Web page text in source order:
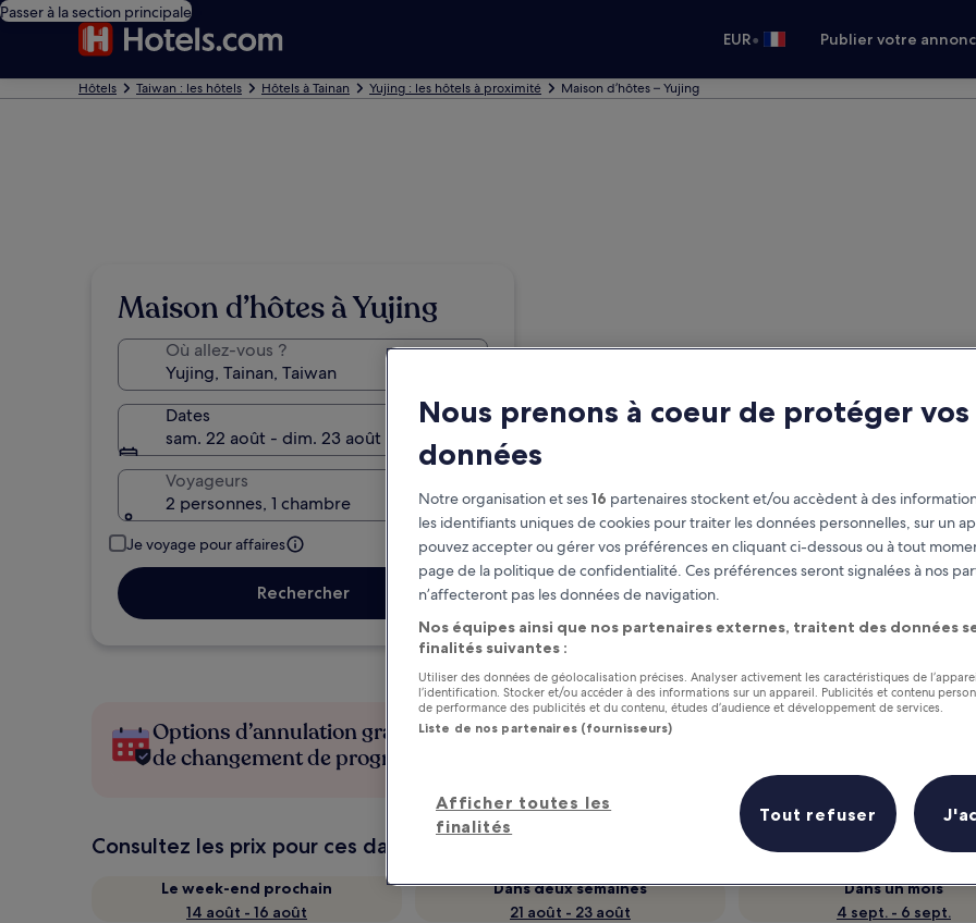
Passer à la section principale
EUR• Publier votre
Hôtels Taiwan : les hôtels Hôtels à Tainan Yujing : les hôtels à proximité Maison d’hôtes – Yujing
Maison d’hôtes à Yujing
Où allez-vous ?
Dates
sam. 22 août - dim. 23 août
Voyageurs
2 personnes, 1 chambre
Je voyage pour affaires
Rechercher
Options d’annulation gratuite en cas
de changement de programme
Gagnez des récompenses pour
Consultez les prix pour ces dates
Le week-end prochain
14 août - 16 août
Dans deux semaines
21 août - 23 août
Dans un mois
4 sept. - 6 sept.
Nous prenons à coeur de protéger vos
données
Notre organisation et ses16 partenaires stockent et/ou accèdent à des
les identifiants uniques de cookies pour traiter les données personnelles, sur un
pouvez accepter ou gérer vos préférences en cliquant ci-dessous ou à tout
page de la politique de confidentialité. Ces préférences seront signalées à nos
n’affecteront pas les données de navigation.
Nos équipes ainsi que nos partenaires externes, traitent des données
finalités suivantes :
Utiliser des données de géolocalisation précises. Analyser activement les caractéristiques de
l’identification. Stocker et/ou accéder à des informations sur un appareil. Publicités et contenu
de performance des publicités et du contenu, études d’audience et développement de services.
Liste de nos partenaires (fournisseurs)
Afficher toutes les
finalités
Tout refuser